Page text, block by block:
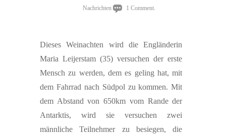
Nachrichten
1 Comment.
Dieses Weinachten wird die Engländerin
Maria Leijerstam (35) versuchen der erste
Mensch zu werden, dem es geling hat, mit
dem Fahrrad nach Südpol zu kommen. Mit
dem Abstand von 650km vom Rande der
Antarktis, wird sie versuchen zwei
männliche Teilnehmer zu besiegen, die